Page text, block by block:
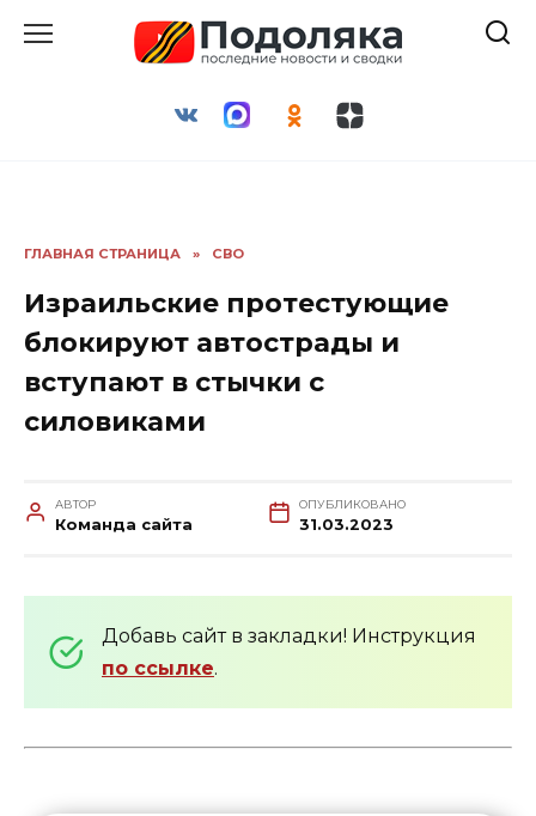
ГЛАВНАЯ СТРАНИЦА » СВО
Израильские протестующие
блокируют автострады и
вступают в стычки с
силовиками
АВТОР
Команда сайта
ОПУБЛИКОВАНО
31.03.2023
Добавь сайт в закладки! Инструкция
по ссылке.